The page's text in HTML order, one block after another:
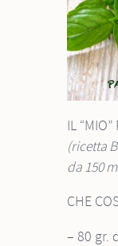
IL
(ricetta
da 150
CHE
– 80